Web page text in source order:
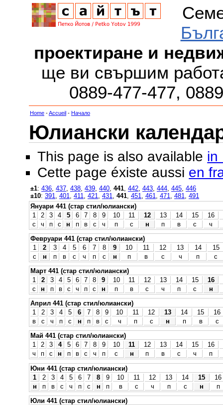
проектиране и
ще ви свършим
0889-477-477,
Home -Accueil - Начало
Юлиански
This page is also available in
Cette page éxiste aussi en
±1: 436 437 438 439 440 441 442 443 444 445 446
±10: 391 401 411 421 431 441 451 461 471 481
491
Януари 441 (стар стил/юлиански)
1
2 3 4 5 6 7 8 9 10 11 12 13 14 15
16
с
ч п с н п в с ч п с н п в с
ч
Февруари 441 (стар стил/юлиански)
1
2 3 4 5 6 7 8 9 10 11 12 13 14
15
с
н п в с ч п с н п в с ч п
с
Март 441 (стар стил/юлиански)
1
2 3 4 5 6 7 8 9 10 11 12 13 14 15
16
с
н п в с ч п с н п в с ч п с
н
Април 441 (стар стил/юлиански)
1
2 3 4 5 6 7 8 9 10 11 12 13 14 15
16
в
с ч п с н п в с ч п с н п в
с
Май 441 (стар стил/юлиански)
1
2 3 4 5 6 7 8 9 10 11 12 13 14 15
16
ч
п с н п в с ч п с н п в с ч
п
Юни 441 (стар стил/юлиански)
1
2 3 4 5 6 7 8 9 10 11 12 13 14 15
16
н
п в с ч п с н п в с ч п с н
п
Юли 441 (стар стил/юлиански)